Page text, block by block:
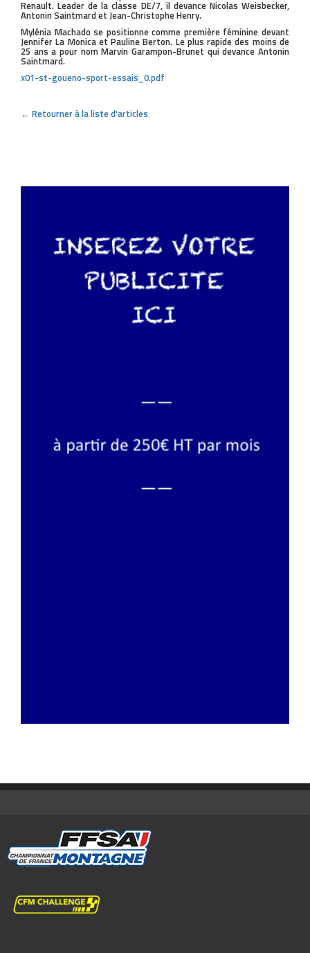
Renault. Leader de la classe DE/7, il devance Nicolas Weisbecker,
Antonin Saintmard et Jean-Christophe Henry.
Mylénia Machado se positionne comme première féminine devant
Jennifer La Monica et Pauline Berton. Le plus rapide des moins de
25 ans a pour nom Marvin Garampon-Brunet qui devance Antonin
Saintmard.
x01-st-goueno-sport-essais_0.pdf
← Retourner à la liste d'articles